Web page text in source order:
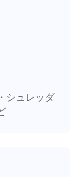
シュレッダ